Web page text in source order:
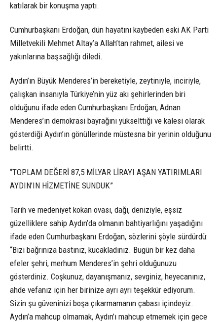
katılarak bir konuşma yaptı.
Cumhurbaşkanı Erdoğan, dün hayatını kaybeden eski AK Parti
Milletvekili Mehmet Altay’a Allah’tan rahmet, ailesi ve
yakınlarına başsağlığı diledi.
Aydın’ın Büyük Menderes’in bereketiyle, zeytiniyle, inciriyle,
çalışkan insanıyla Türkiye’nin yüz akı şehirlerinden biri
olduğunu ifade eden Cumhurbaşkanı Erdoğan, Adnan
Menderes’in demokrasi bayrağını yükselttiği ve kalesi olarak
gösterdiği Aydın’ın gönüllerinde müstesna bir yerinin olduğunu
belirtti.
“TOPLAM DEĞERİ 87,5 MİLYAR LİRAYI AŞAN YATIRIMLARI
AYDIN’IN HİZMETİNE SUNDUK”
Tarih ve medeniyet kokan ovası, dağı, deniziyle, eşsiz
güzelliklere sahip Aydın’da olmanın bahtiyarlığını yaşadığını
ifade eden Cumhurbaşkanı Erdoğan, sözlerini şöyle sürdürdü:
“Bizi bağrınıza bastınız, kucakladınız. Bugün bir kez daha
efeler şehri, merhum Menderes’in şehri olduğunuzu
gösterdiniz. Coşkunuz, dayanışmanız, sevginiz, heyecanınız,
ahde vefanız için her birinize ayrı ayrı teşekkür ediyorum.
Sizin şu güveninizi boşa çıkarmamanın çabası içindeyiz.
Aydın’a mahcup olmamak, Aydın’ı mahcup etmemek için gece